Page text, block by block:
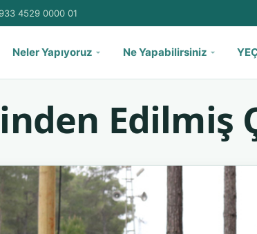
4529 0000 01
Neler Yapıyoruz Ne Yapabilirsiniz
Edilmiş